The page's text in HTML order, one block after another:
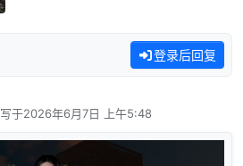
登录后回复
写于2026年6月7日 上午5:48
最后由 编辑